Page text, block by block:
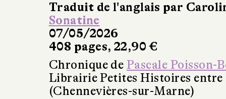
Traduit de l'anglais par
Sonatine
07/05/2026
408 pages, 22,90 €
Chronique de Pascale Poisson-
Librairie Petites Histoires entre
(Chennevières-sur-Marne)